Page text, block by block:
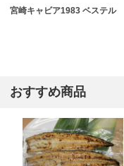
宮崎キャビア1983 ベステル
おすすめ商品